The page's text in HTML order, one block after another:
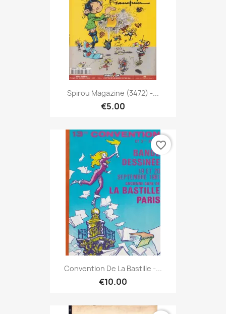
Spirou Magazine (3472) -...
€5.00
Convention De La Bastille -...
€10.00
favorite_border